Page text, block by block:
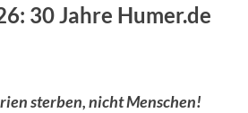
30 Jahre Humer.de
sterben, nicht Menschen!